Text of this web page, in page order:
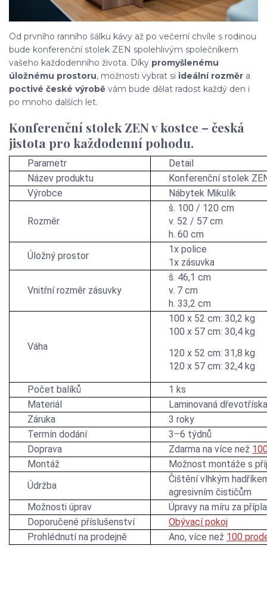
Od prvního ranního šálku kávy až po večerní chvíle s rodinou
bude konferenční stolek ZEN spolehlivým společníkem
vašeho každodenního života. Díky promyšlenému
úložnému prostoru, možnosti vybrat si ideální rozměr a
poctivé české výrobě vám bude dělat radost každý den i
po mnoho dalších let.
Konferenční stolek ZEN v kostce – česká
jistota pro každodenní pohodu.
Parametr
Detail
Název produktu
Konferenční stolek
Výrobce
Nábytek Mikulík
Rozměr
š. 100 / 120 cm
v. 52 / 57 cm
h. 60 cm
Úložný prostor
1x police
1x zásuvka
Vnitřní rozměr zásuvky
š. 46,1 cm
v. 7 cm
h. 33,2 cm
Váha
100 x 52 cm: 30,2 kg
100 x 57 cm: 30,4 kg
120 x 52 cm: 31,8 kg
120 x 57 cm: 32,4 kg
Počet balíků
1 ks
Materiál
Laminovaná
Záruka
3 roky
Termín dodání
3–6 týdnů
Doprava
Zdarma na více než
Montáž
Možnost montáže s
Údržba
Čištění vlhkým
agresivním čističům
Možnosti úprav
Úpravy na míru za
Doporučené příslušenství
Obývací pokoj
Prohlédnutí na prodejně
Ano, více než 100